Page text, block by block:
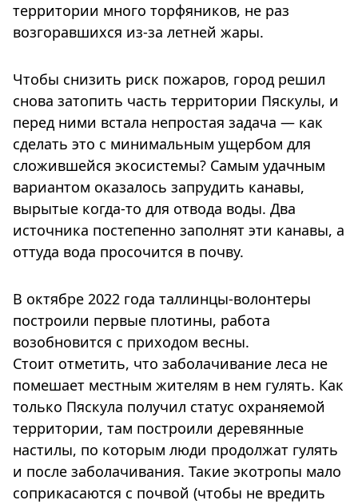
территории много торфяников, не раз
возгоравшихся из-за летней жары.
Чтобы снизить риск пожаров, город решил
снова затопить часть территории Пяскулы, и
перед ними встала непростая задача — как
сделать это с минимальным ущербом для
сложившейся экосистемы? Самым удачным
вариантом оказалось запрудить канавы,
вырытые когда-то для отвода воды. Два
источника постепенно заполнят эти канавы, а
оттуда вода просочится в почву.
В октябре 2022 года таллинцы-волонтеры
построили первые плотины, работа
возобновится с приходом весны.
Стоит отметить, что заболачивание леса не
помешает местным жителям в нем гулять. Как
только Пяскула получил статус охраняемой
территории, там построили деревянные
настилы, по которым люди продолжат гулять
и после заболачивания. Такие экотропы мало
соприкасаются с почвой (чтобы не вредить